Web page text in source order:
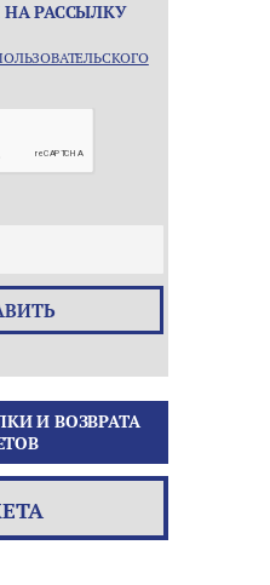
РАССЫЛКУ
И ВОЗВРАТА